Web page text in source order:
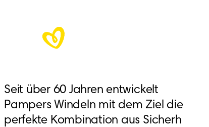
Seit über 60 Jahren entwickelt
Pampers Windeln mit dem Ziel die
perfekte Kombination aus Sicherheit,